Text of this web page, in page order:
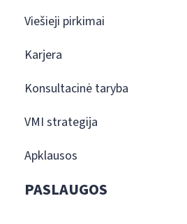
Viešieji pirkimai
Karjera
Konsultacinė taryba
VMI strategija
Apklausos
PASLAUGOS